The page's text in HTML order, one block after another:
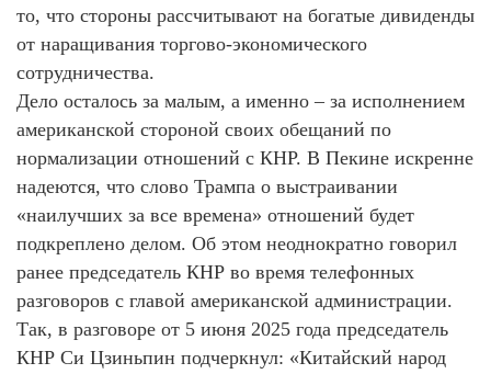
то, что стороны рассчитывают на богатые дивиденды
от наращивания торгово-экономического
сотрудничества.
Дело осталось за малым, а именно – за исполнением
американской стороной своих обещаний по
нормализации отношений с КНР. В Пекине искренне
надеются, что слово Трампа о выстраивании
«наилучших за все времена» отношений будет
подкреплено делом. Об этом неоднократно говорил
ранее председатель КНР во время телефонных
разговоров с главой американской администрации.
Так, в разговоре от 5 июня 2025 года председатель
КНР Си Цзиньпин подчеркнул: «Китайский народ